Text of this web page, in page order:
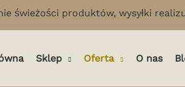
świeżości produktów, wysyłki
Sklep Oferta O nas